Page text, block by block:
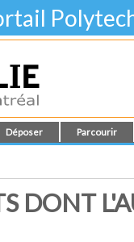
Déposer Parcourir
DONT